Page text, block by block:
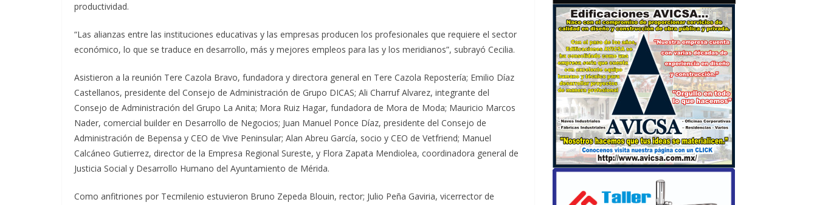
productividad.
“Las alianzas entre las instituciones educativas y las empresas producen los profesionales que requiere el sector
económico, lo que se traduce en desarrollo, más y mejores empleos para las y los meridianos”, subrayó Cecilia.
Asistieron a la reunión Tere Cazola Bravo, fundadora y directora general en Tere Cazola Repostería; Emilio Díaz
Castellanos, presidente del Consejo de Administración de Grupo DICAS; Ali Charruf Alvarez, integrante del
Consejo de Administración del Grupo La Anita; Mora Ruiz Hagar, fundadora de Mora de Moda; Mauricio Marcos
Nader, comercial builder en Desarrollo de Negocios; Juan Manuel Ponce Díaz, presidente del Consejo de
Administración de Bepensa y CEO de Vive Peninsular; Alan Abreu García, socio y CEO de Vetfriend; Manuel
Calcáneo Gutierrez, director de la Empresa Regional Sureste, y Flora Zapata Mendiolea, coordinadora general de
Justicia Social y Desarrollo Humano del Ayuntamiento de Mérida.
Como anfitriones por Tecmilenio estuvieron Bruno Zepeda Blouin, rector; Julio Peña Gaviria, vicerrector de